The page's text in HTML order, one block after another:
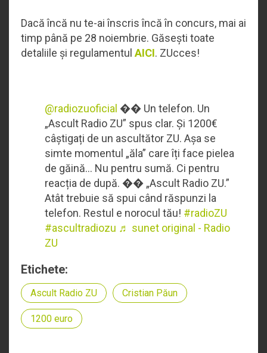
Dacă încă nu te-ai înscris încă în concurs, mai ai
timp până pe 28 noiembrie. Găsești toate
detaliile și regulamentul AICI. ZUcces!
@radiozuoficial �� Un telefon. Un
„Ascult Radio ZU” spus clar. Și 1200€
câștigați de un ascultător ZU. Așa se
simte momentul „ăla” care îți face pielea
de găină… Nu pentru sumă. Ci pentru
reacția de după. �� „Ascult Radio ZU.”
Atât trebuie să spui când răspunzi la
telefon. Restul e norocul tău! #radioZU
#ascultradiozu ♬ sunet original - Radio
ZU
Etichete:
Ascult Radio ZU Cristian Păun
1200 euro